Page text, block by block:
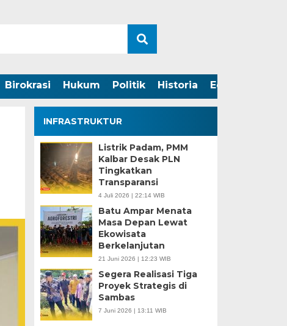
Birokrasi Hukum Politik Historia Edukasi
INFRASTRUKTUR
Listrik Padam, PMM
Kalbar Desak PLN
Tingkatkan
Transparansi
4 Juli 2026 | 22:14 WIB
Batu Ampar Menata
Masa Depan Lewat
Ekowisata
Berkelanjutan
21 Juni 2026 | 12:23 WIB
Segera Realisasi Tiga
Proyek Strategis di
Sambas
7 Juni 2026 | 13:11 WIB